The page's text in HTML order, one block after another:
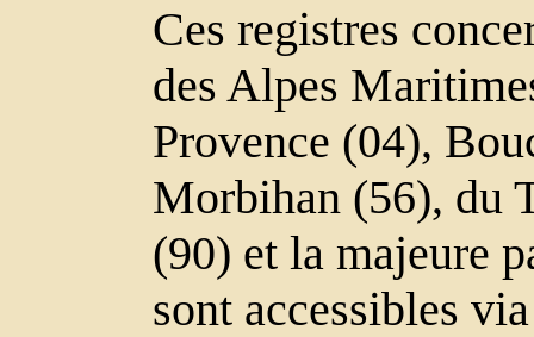
Ces registres
des Alpes
Provence (04),
Morbihan (56), du
(90) et la majeure
sont accessibles